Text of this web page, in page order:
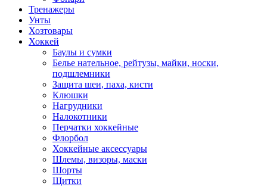
Тренажеры
Унты
Хозтовары
Хоккей
Баулы и сумки
Белье нательное, рейтузы, майки, носки,
подшлемники
Защита шеи, паха, кисти
Клюшки
Нагрудники
Налокотники
Перчатки хоккейные
Флорбол
Хоккейные аксессуары
Шлемы, визоры, маски
Шорты
Щитки